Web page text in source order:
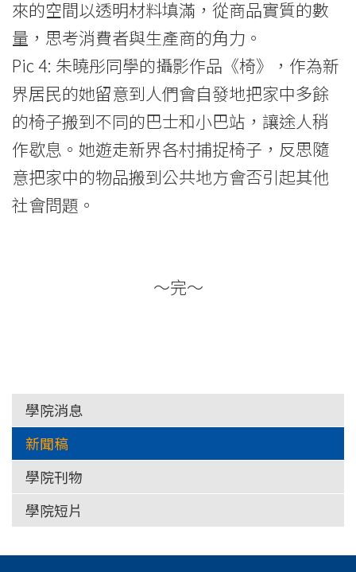
來的空間以透明材料填滿，從商品實質的數
量，思考消費者與生產商的角力。
Pic 4: 朱曉彤同學的攝影作品《椅》，作為新
界居民的她留意到人們會自發地把家中多餘
的椅子搬到不同的巴士和小巴站，讓途人稍
作歇息。她遊走新界各村捕捉椅子，反思隨
意把家中的物品搬到公共地方會否引起其他
社會問題。
～完～
學院消息
新聞稿
學院刊物
學院短片